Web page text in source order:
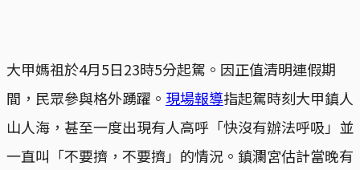
大甲媽祖於4月5日23時5分起駕。因正值清明連假期
間，民眾參與格外踴躍。 現場報導指起駕時刻大甲鎮人
山人海，甚至一度出現有人高呼「快沒有辦法呼吸」並
一直叫「不要擠，不要擠」的情況。鎮瀾宮估計當晚有